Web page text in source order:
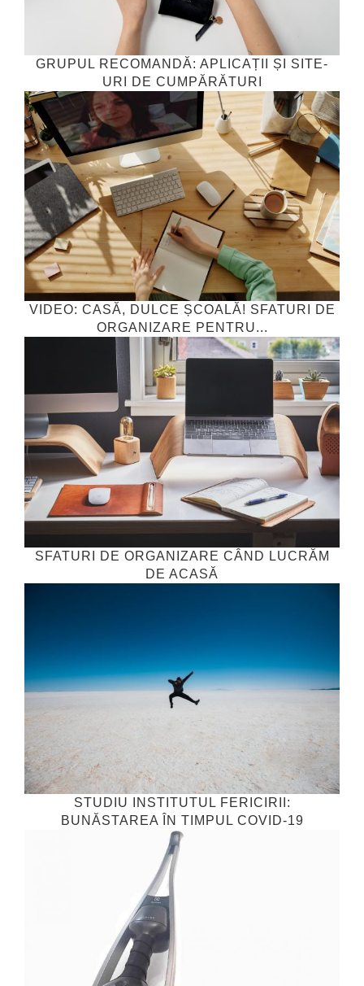
GRUPUL RECOMANDĂ: APLICAȚII ȘI SITE-
URI DE CUMPĂRĂTURI
VIDEO: CASĂ, DULCE ȘCOALĂ! SFATURI DE
ORGANIZARE PENTRU...
SFATURI DE ORGANIZARE CÂND LUCRĂM
DE ACASĂ
STUDIU INSTITUTUL FERICIRII:
BUNĂSTAREA ÎN TIMPUL COVID-19